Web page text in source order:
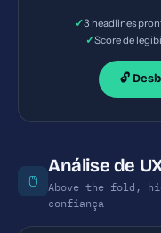
manter
✓3 headlines
✓Score de
🔓
🖱️
Análise de
Above the fold,
confiança